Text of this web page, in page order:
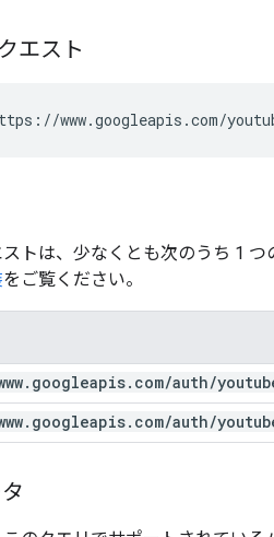
エスト
https://www.googleapis.com/
ストは、少なくとも次のうち 1
をご覧ください。
. googleapis. com/auth/
. googleapis. com/auth/